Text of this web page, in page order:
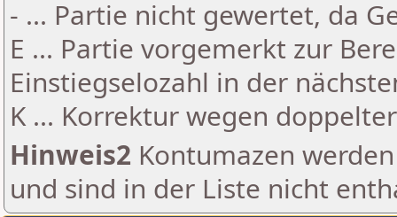
- ... Partie nicht gewertet, da
E ... Partie vorgemerkt zur
Einstiegselozahl in der
K ... Korrektur wegen
Hinweis2 Kontumazen
und sind in der Liste nicht